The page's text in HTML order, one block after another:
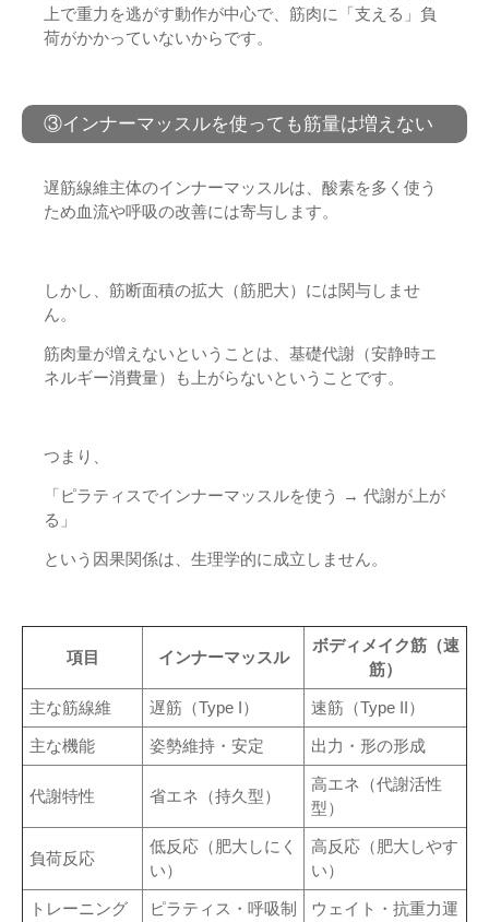
上で重力を逃がす動作が中心で、筋肉に「支える」負
荷がかかっていないからです。
③インナーマッスルを使っても筋量は増えない
遅筋線維主体のインナーマッスルは、酸素を多く使う
ため血流や呼吸の改善には寄与します。
しかし、筋断面積の拡大（筋肥大）には関与しませ
ん。
筋肉量が増えないということは、基礎代謝（安静時エ
ネルギー消費量）も上がらないということです。
つまり、
「ピラティスでインナーマッスルを使う → 代謝が上が
る」
という因果関係は、生理学的に成立しません。
項目 インナーマッスル
ボディメイク筋（速
筋）
主な筋線維 遅筋（Type I） 速筋（Type II）
主な機能 姿勢維持・安定 出力・形の形成
代謝特性 省エネ（持久型）
高エネ（代謝活性
型）
負荷反応
低反応（肥大しにく
い）
高反応（肥大しやす
い）
トレーニング
ピラティス・呼吸制
ウェイト・抗重力運